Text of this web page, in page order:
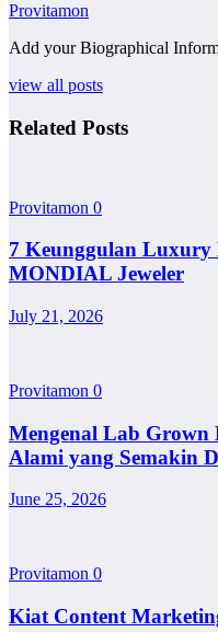
Provitamon
Add your Biographical
view all posts
Related Posts
Provitamon 0
7 Keunggulan Luxury
MONDIAL Jeweler
July 21, 2026
Provitamon 0
Mengenal Lab
Alami yang Semakin
June 25, 2026
Provitamon 0
Kiat Content